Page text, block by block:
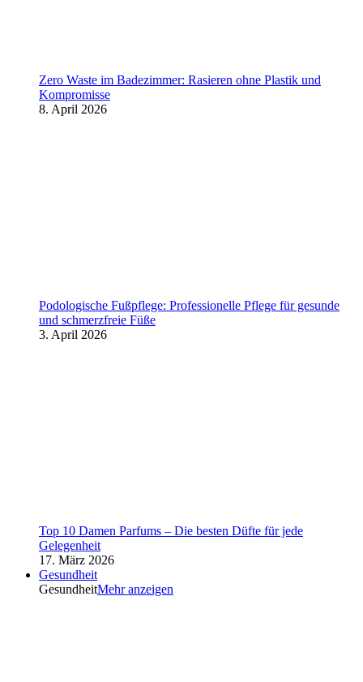
Zero Waste im Badezimmer: Rasieren ohne Plastik und
Kompromisse
8. April 2026
Podologische Fußpflege: Professionelle Pflege für gesunde
und schmerzfreie Füße
3. April 2026
Top 10 Damen Parfums – Die besten Düfte für jede
Gelegenheit
17. März 2026
Gesundheit
GesundheitMehr anzeigen